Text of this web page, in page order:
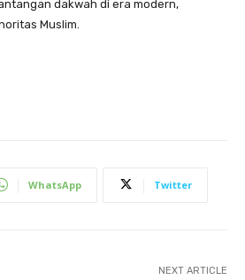
dakwah di era modern,
Muslim.
WhatsApp Twitter
NEXT ARTICLE